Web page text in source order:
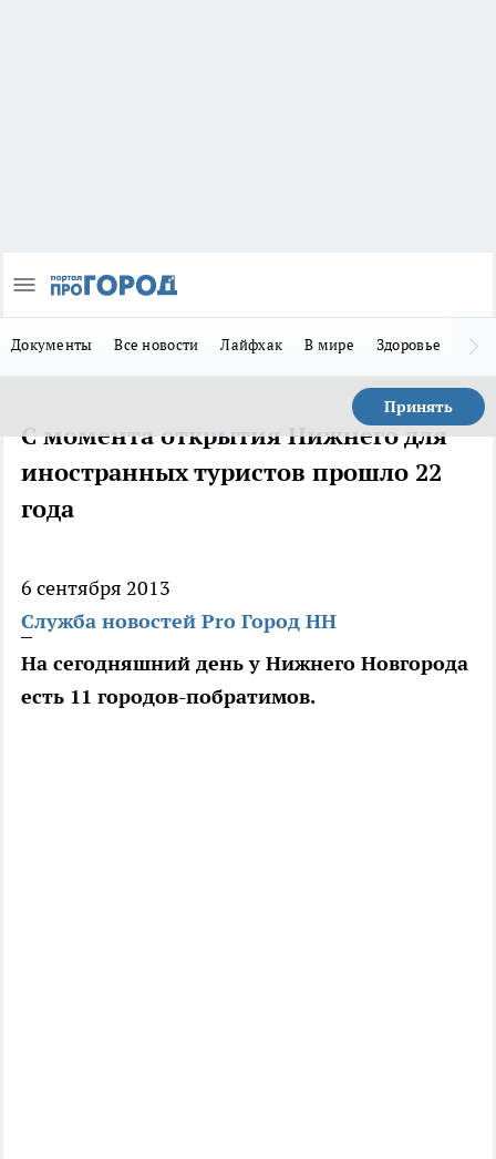
Документы Все новости Лайфхак В мире Здоровье
Принять
С момента открытия Нижнего для
иностранных туристов прошло 22
года
6 сентября 2013
Служба новостей Pro Город НН
На сегодняшний день у Нижнего Новгорода
есть 11 городов-побратимов.